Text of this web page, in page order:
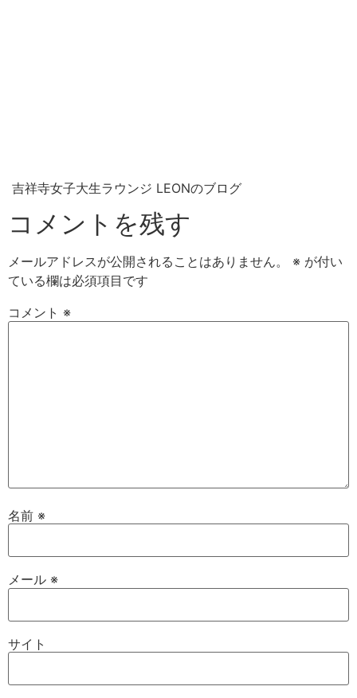
吉祥寺女子大生ラウンジ LEONのブログ
コメントを残す
メールアドレスが公開されることはありません。 ※ が付い
ている欄は必須項目です
コメント ※
名前 ※
メール ※
サイト